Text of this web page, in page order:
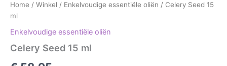
Home / Winkel / Enkelvoudige essentiële oliën / Celery Seed 15
ml
Enkelvoudige essentiële oliën
Celery Seed 15 ml